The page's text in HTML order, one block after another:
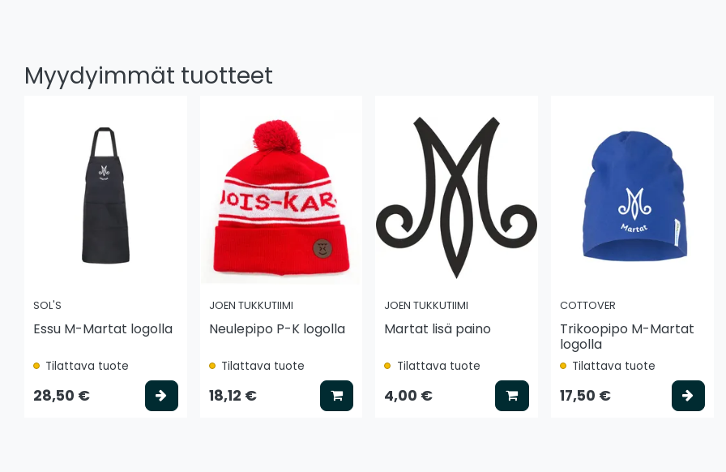
Myydyimmät tuotteet
SOL'S
Essu M-Martat logolla
Tilattava tuote
28,50 € Valitse vaihtoehto
JOEN TUKKUTIIMI
Neulepipo P-K logolla
Tilattava tuote
18,12 € Lisää koriin
JOEN TUKKUTIIMI
Martat lisä paino
Tilattava tuote
4,00 € Lisää koriin
COTTOVER
Trikoopipo M-Martat
logolla
Tilattava tuote
17,50 €